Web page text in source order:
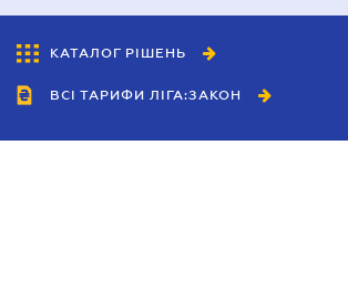
КАТАЛОГ РІШЕНЬ
ВСІ ТАРИФИ ЛІГА:ЗАКОН